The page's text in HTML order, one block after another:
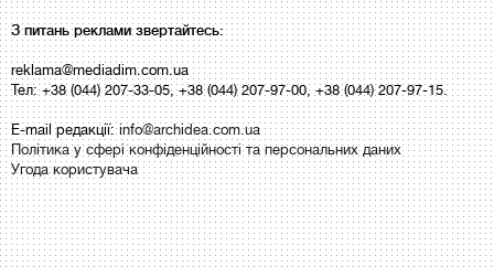
З питань реклами звертайтесь:
reklama@mediadim.com.ua
Тел: +38 (044) 207-33-05, +38 (044) 207-97-00, +38 (044) 207-97-15.
E-mail редакції:info@archidea.com.ua
Політика у сфері конфіденційності та персональних даних
Угода користувача